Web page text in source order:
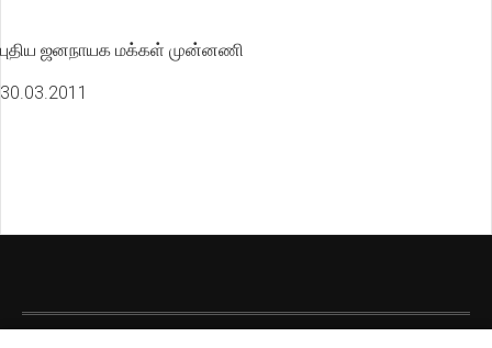
புதிய ஜனநாயக மக்கள் முன்னணி
30.03.2011